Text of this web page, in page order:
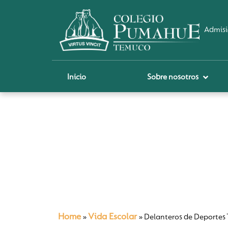
Inicio Sobre nosotros
Home » Vida Escolar» Delanteros de Deportes